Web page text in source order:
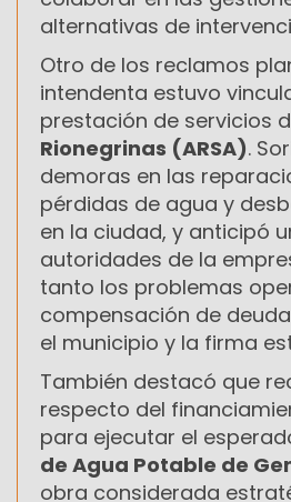
alternativas de
Otro de los reclamos
intendenta estuvo
prestación de servicios
Rionegrinas (ARSA).
demoras en las
pérdidas de agua y
en la ciudad, y anticipó
autoridades de la
tanto los problemas
compensación de
el municipio y la firma
También destacó que
respecto del
para ejecutar el
de Agua Potable de
obra considerada